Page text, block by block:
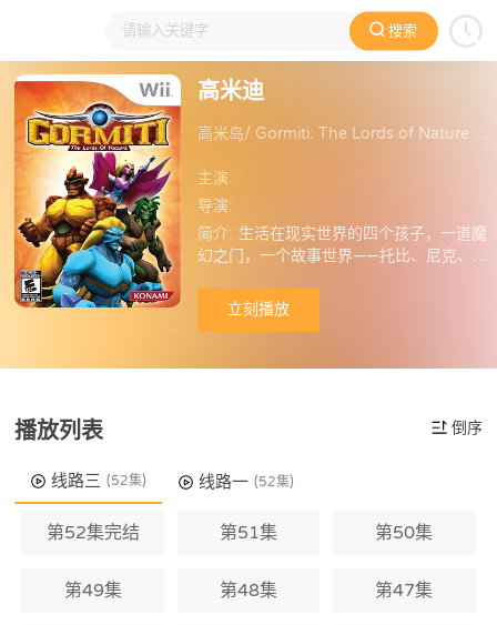
搜索
大家在看 日本动漫 国产动漫
高米迪
高米岛/ Gormiti: The Lords of Nature Return!
主演:
导演:
简介: 生活在现实世界的四个孩子，一道魔
幻之门，一个故事世界——托比、尼克、杰
冒险之旅。 命运谷是个充满愉悦的小镇，
不信，问问尼克和托比两兄弟和他们的朋
通通的小孩，过着快乐的日子，但是他们
地。秘密基地是通向神秘时空高米岛的中
之门，还有许多魔法卷轴，可以观察高米
和水晶球。当伙伴们通过魔幻之门后，总
有一个小伙伴作为自然之王守护者留在秘
岛，各个元素水晶球就会充满力量，他们
立刻播放
播放列表 倒序
线路三 (52集) 线路一 (52集)
第52集完结 第51集 第50集
第49集 第48集 第47集